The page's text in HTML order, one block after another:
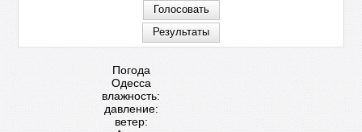
Погода
Одесса
влажность:
давление:
ветер: